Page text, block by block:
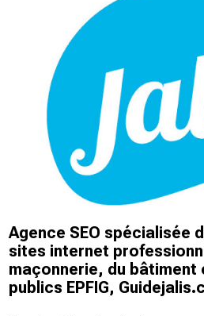
Agence SEO spécialisée
sites internet
maçonnerie, du bâtiment
publics EPFIG,